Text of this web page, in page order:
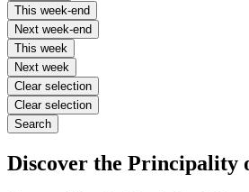
This week-end
Next week-end
This week
Next week
Clear selection
Clear selection
Search
Discover the Principality